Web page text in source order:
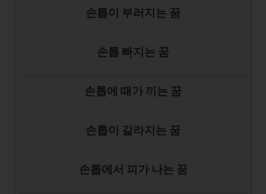
손톱이 부러지는 꿈
손톱 빠지는 꿈
손톱에 때가 끼는 꿈
손톱이 갈라지는 꿈
손톱에서 피가 나는 꿈